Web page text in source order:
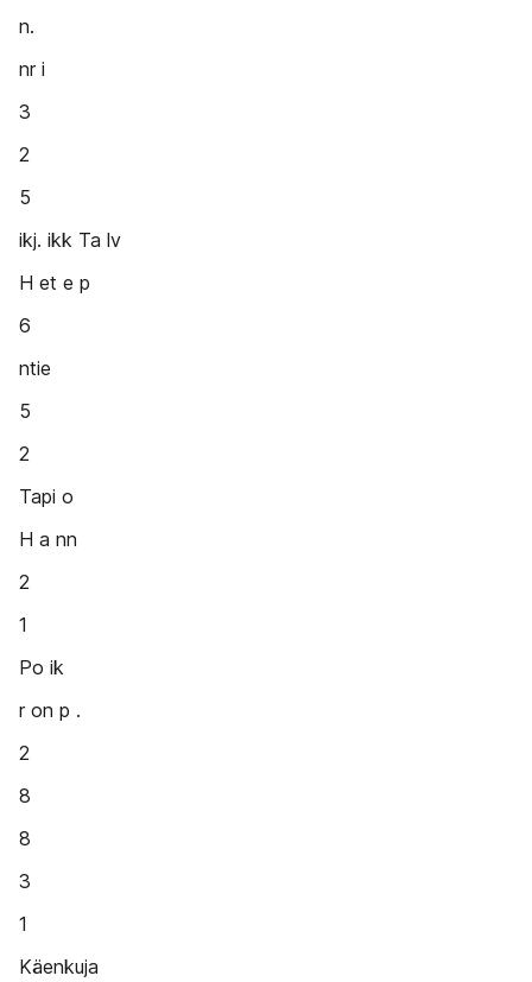
n.
nr i
3
2
5
ikj. ikk Ta lv
H et e p
6
ntie
5
2
Tapi o
H a nn
2
1
Po ik
r on p .
2
8
8
3
1
Käenkuja